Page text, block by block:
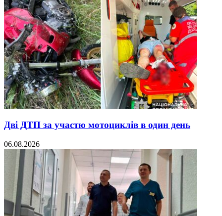
Дві ДТП за участю мотоциклів в один день
06.08.2026